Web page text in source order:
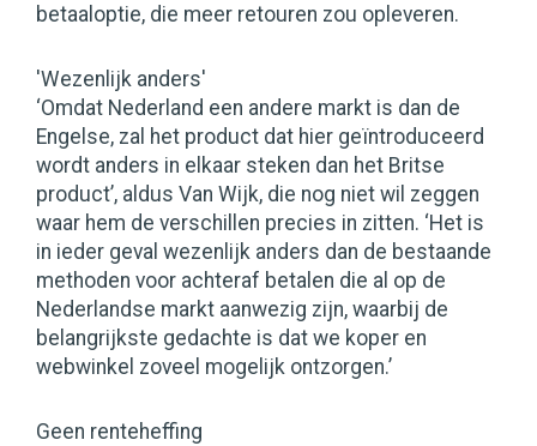
betaaloptie, die meer retouren zou opleveren.
'Wezenlijk anders'
‘Omdat Nederland een andere markt is dan de
Engelse, zal het product dat hier geïntroduceerd
wordt anders in elkaar steken dan het Britse
product’, aldus Van Wijk, die nog niet wil zeggen
waar hem de verschillen precies in zitten. ‘Het is
in ieder geval wezenlijk anders dan de bestaande
methoden voor achteraf betalen die al op de
Nederlandse markt aanwezig zijn, waarbij de
belangrijkste gedachte is dat we koper en
webwinkel zoveel mogelijk ontzorgen.’
Geen renteheffing